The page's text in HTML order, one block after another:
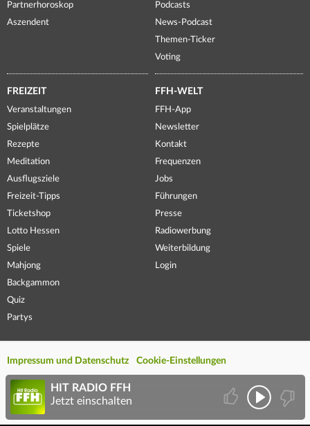
Partnerhoroskop
Aszendent
Podcasts
News-Podcast
Themen-Ticker
Voting
FREIZEIT
Veranstaltungen
Spielplätze
Rezepte
Meditation
Ausflugsziele
Freizeit-Tipps
Ticketshop
Lotto Hessen
Spiele
Mahjong
Backgammon
Quiz
Partys
FFH-WELT
FFH-App
Newsletter
Kontakt
Frequenzen
Jobs
Führungen
Presse
Radiowerbung
Weiterbildung
Login
Impressum und Datenschutz Cookie-Einstellungen
HIT RADIO FFH
Jetzt einschalten